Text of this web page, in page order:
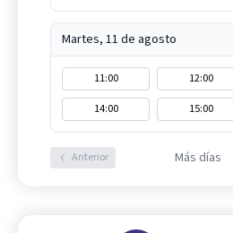
Martes, 11 de agosto
11:00 12:00
14:00
15:00
Anterior Más días